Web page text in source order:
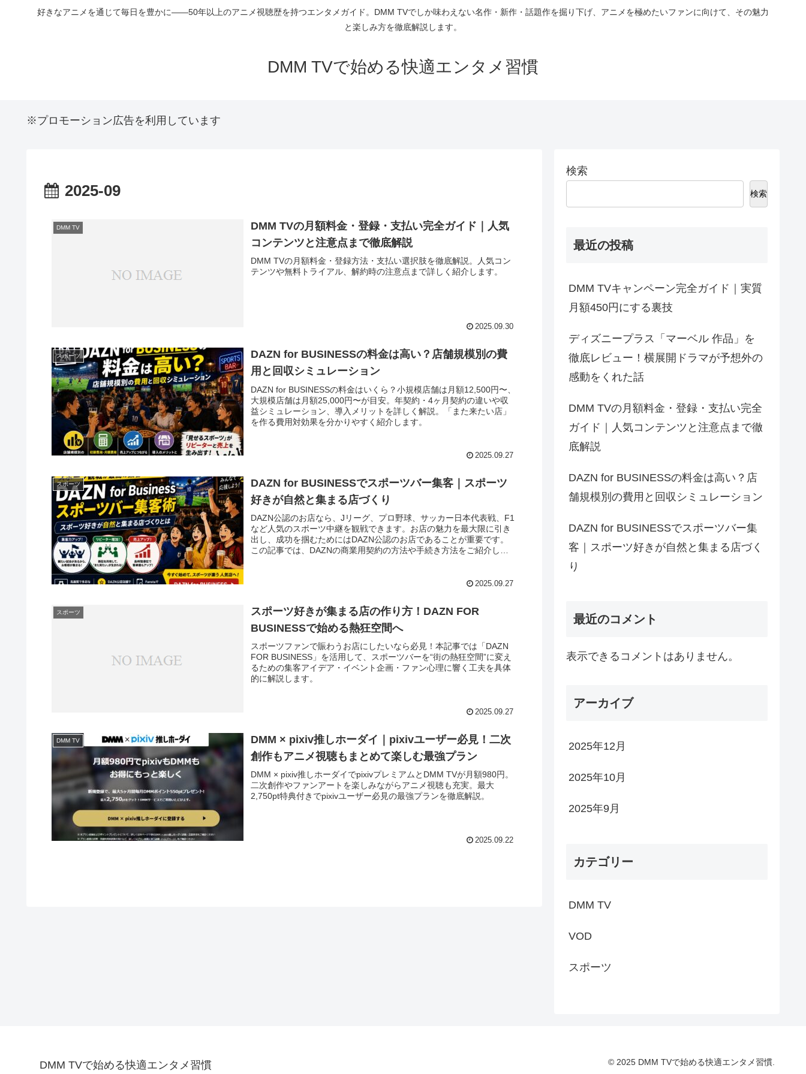
好きなアニメを通じて毎日を豊かに――50年以上のアニメ視聴歴を持つエンタメガイド。DMM TVでしか味わえない名作・新作・話題作を掘り下げ、アニメを極めたいファンに向けて、その魅力
と楽しみ方を徹底解説します。
DMM TVで始める快適エンタメ習慣
※プロモーション広告を利用しています
2025-09
DMM TV
DMM TVの月額料金・登録・支払い完全ガイド｜人気
コンテンツと注意点まで徹底解説
DMM TVの月額料金・登録方法・支払い選択肢を徹底解説。人気コン
テンツや無料トライアル、解約時の注意点まで詳しく紹介します。
2025.09.30
スポーツ
DAZN for BUSINESSの料金は高い？店舗規模別の費
用と回収シミュレーション
DAZN for BUSINESSの料金はいくら？小規模店舗は月額12,500円〜、
大規模店舗は月額25,000円〜が目安。年契約・4ヶ月契約の違いや収
益シミュレーション、導入メリットを詳しく解説。「また来たい店」
を作る費用対効果を分かりやすく紹介します。
2025.09.27
スポーツ
DAZN for BUSINESSでスポーツバー集客｜スポーツ
好きが自然と集まる店づくり
DAZN公認のお店なら、Jリーグ、プロ野球、サッカー日本代表戦、F1
など人気のスポーツ中継を観戦できます。お店の魅力を最大限に引き
出し、成功を掴むためにはDAZN公認のお店であることが重要です。
この記事では、DAZNの商業用契約の方法や手続き方法をご紹介しま
2025.09.27
スポーツ
スポーツ好きが集まる店の作り方！DAZN FOR
BUSINESSで始める熱狂空間へ
スポーツファンで賑わうお店にしたいなら必見！本記事では「DAZN
FOR BUSINESS」を活用して、スポーツバーを“街の熱狂空間”に変え
るための集客アイデア・イベント企画・ファン心理に響く工夫を具体
的に解説します。
2025.09.27
DMM TV
DMM × pixiv推しホーダイ｜pixivユーザー必見！二次
創作もアニメ視聴もまとめて楽しむ最強プラン
DMM × pixiv推しホーダイでpixivプレミアムとDMM TVが月額980円。
二次創作やファンアートを楽しみながらアニメ視聴も充実。最大
2,750pt特典付きでpixivユーザー必見の最強プランを徹底解説。
2025.09.22
検索
検索
最近の投稿
DMM TVキャンペーン完全ガイド｜実質
月額450円にする裏技
ディズニープラス「マーベル 作品」を
徹底レビュー！横展開ドラマが予想外の
感動をくれた話
DMM TVの月額料金・登録・支払い完全
ガイド｜人気コンテンツと注意点まで徹
底解説
DAZN for BUSINESSの料金は高い？店
舗規模別の費用と回収シミュレーション
DAZN for BUSINESSでスポーツバー集
客｜スポーツ好きが自然と集まる店づく
り
最近のコメント
表示できるコメントはありません。
アーカイブ
2025年12月
2025年10月
2025年9月
カテゴリー
DMM TV
VOD
スポーツ
DMM TVで始める快適エンタメ習慣 © 2025 DMM TVで始める快適エンタメ習慣.